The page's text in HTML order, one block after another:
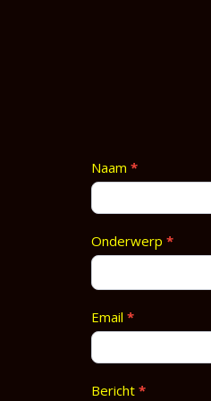
Contact
Naam *
Onderwerp *
Email *
Bericht *